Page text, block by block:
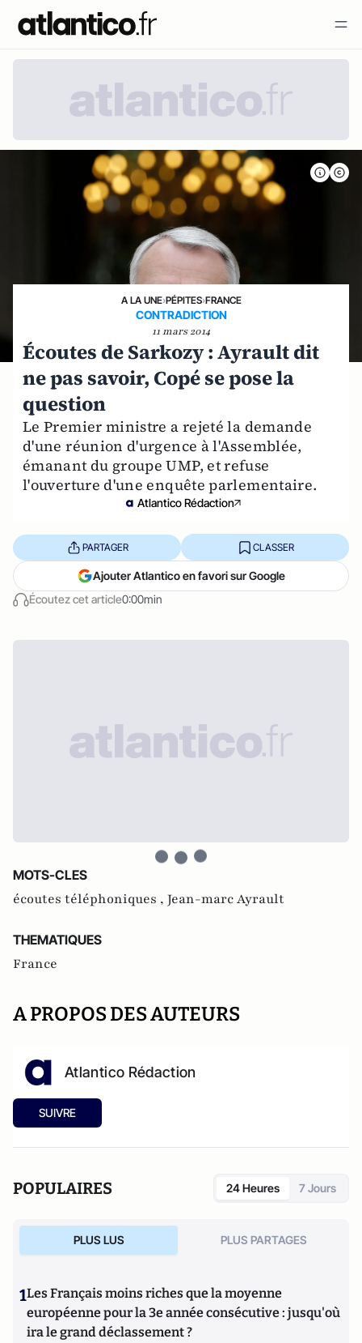
A LA UNE›PÉPITES›FRANCE
CONTRADICTION
11 mars 2014
Écoutes de Sarkozy : Ayrault dit
ne pas savoir, Copé se pose la
question
Le Premier ministre a rejeté la demande
d'une réunion d'urgence à l'Assemblée,
émanant du groupe UMP, et refuse
l'ouverture d'une enquête parlementaire.
Atlantico Rédaction
Écoutez cet article0:00min
PARTAGER CLASSER
Ajouter Atlantico en favori sur Google
MOTS-CLES
écoutes téléphoniques , Jean-marc Ayrault
THEMATIQUES
France
A PROPOS DES AUTEURS
Atlantico Rédaction
SUIVRE
POPULAIRES 24 Heures 7 Jours
PLUS LUS PLUS PARTAGES
1Les Français moins riches que la moyenne
européenne pour la 3e année consécutive : jusqu'où
ira le grand déclassement ?